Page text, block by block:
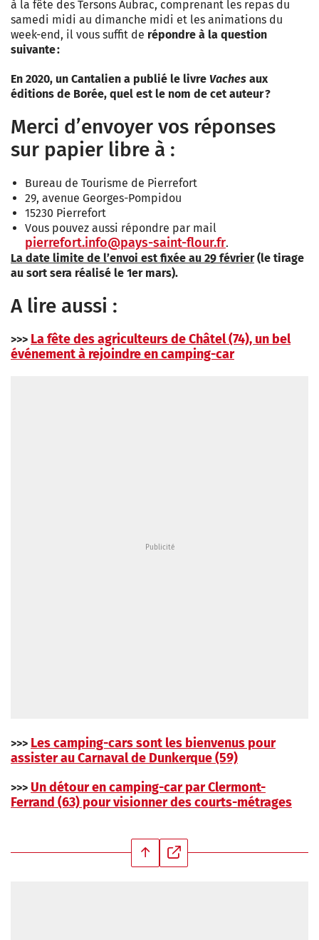
à la fête des Tersons Aubrac, comprenant les repas du
samedi midi au dimanche midi et les animations du
week-end, il vous suffit de répondre à la question
suivante :
En 2020, un Cantalien a publié le livre Vaches aux
éditions de Borée, quel est le nom de cet auteur ?
Merci d’envoyer vos réponses
sur papier libre à :
Bureau de Tourisme de Pierrefort
29, avenue Georges-Pompidou
15230 Pierrefort
Vous pouvez aussi répondre par mail
pierrefort.info@pays-saint-flour.fr.
La date limite de l’envoi est fixée au 29 février(le tirage
au sort sera réalisé le 1er mars).
A lire aussi :
>>> La fête des agriculteurs de Châtel (74), un bel
événement à rejoindre en camping-car
>>> Les camping-cars sont les bienvenus pour
assister au Carnaval de Dunkerque (59)
>>> Un détour en camping-car par Clermont-
Ferrand (63) pour visionner des courts-métrages